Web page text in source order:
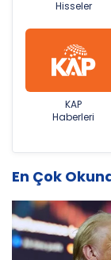
Hisseler
KAP
Haberleri
En Çok